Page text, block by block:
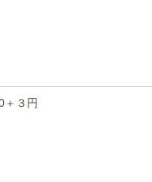
３円